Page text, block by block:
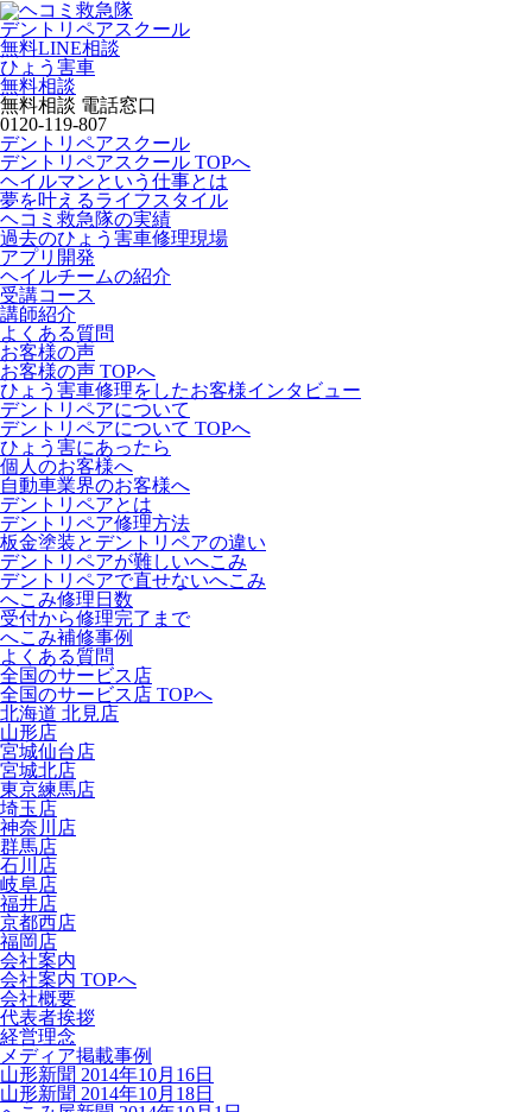
デントリペアスクール
無料LINE相談
ひょう害車
無料相談
無料相談 電話窓口
0120-119-807
デントリペアスクール
デントリペアスクール TOPへ
ヘイルマンという仕事とは
夢を叶えるライフスタイル
ヘコミ救急隊の実績
過去のひょう害車修理現場
アプリ開発
ヘイルチームの紹介
受講コース
講師紹介
よくある質問
お客様の声
お客様の声 TOPへ
ひょう害車修理をしたお客様インタビュー
デントリペアについて
デントリペアについて TOPへ
ひょう害にあったら
個人のお客様へ
自動車業界のお客様へ
デントリペアとは
デントリペア修理方法
板金塗装とデントリペアの違い
デントリペアが難しいへこみ
デントリペアで直せないへこみ
へこみ修理日数
受付から修理完了まで
へこみ補修事例
よくある質問
全国のサービス店
全国のサービス店 TOPへ
北海道 北見店
山形店
宮城仙台店
宮城北店
東京練馬店
埼玉店
神奈川店
群馬店
石川店
岐阜店
福井店
京都西店
福岡店
会社案内
会社案内 TOPへ
会社概要
代表者挨拶
経営理念
メディア掲載事例
山形新聞 2014年10月16日
山形新聞 2014年10月18日